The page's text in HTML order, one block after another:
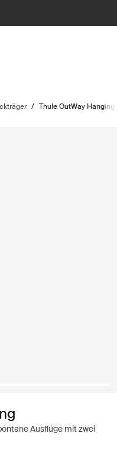
/ Thule OutWay Hanging
Ausflüge mit zwei